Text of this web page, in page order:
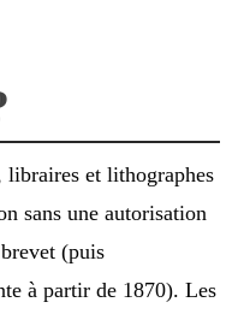
et lithographes
sans une autorisation
(puis
à partir de 1870). Les